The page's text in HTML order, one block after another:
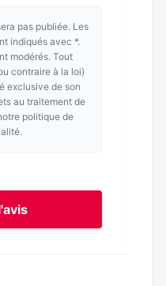
pas publiée. Les
indiqués avec *.
modérés. Tout
contraire à la loi)
exclusive de son
au traitement de
politique de